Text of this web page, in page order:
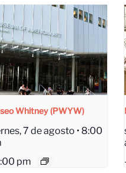
Whitney (PWYW)
7 de agosto • 8:00
pm